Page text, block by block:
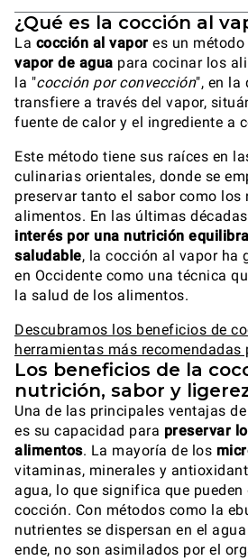
¿Qué es la cocción al
La cocción al vapor es un
vapor de agua para cocinar los
la "cocción por convección", en la
transfiere a través del vapor,
fuente de calor y el ingrediente a
Este método tiene sus raíces en
culinarias orientales, donde se
preservar tanto el sabor como los
alimentos. En las últimas
interés por una nutrición
saludable, la cocción al vapor ha
en Occidente como una técnica
la salud de los alimentos.
Descubramos los beneficios de
herramientas más recomendadas
Los beneficios de la
nutrición, sabor y
Una de las principales ventajas
es su capacidad para preservar
alimentos. La mayoría de los
vitaminas, minerales y
agua, lo que significa que
cocción. Con métodos como la
nutrientes se dispersan en el
ende, no son asimilados por el